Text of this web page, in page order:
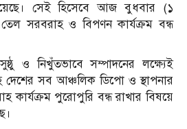
সেই হিসেবে আজ বুধবার (১
সরবরাহ ও বিপণন কার্যক্রম বন্ধ
ও নিখুঁতভাবে সম্পাদনের লক্ষ্যেই
দেশের সব আঞ্চলিক ডিপো ও স্থাপনার
কার্যক্রম পুরোপুরি বন্ধ রাখার বিষয়ে